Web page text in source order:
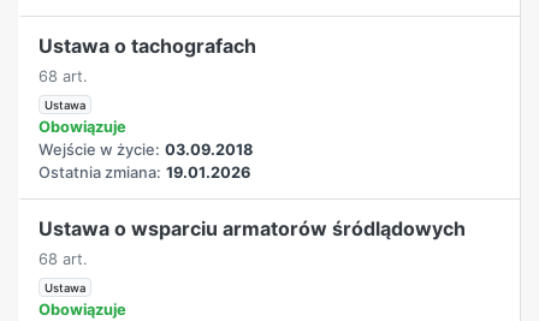
Ustawa o tachografach
68 art.
Ustawa
Obowiązuje
Wejście w życie: 03.09.2018
Ostatnia zmiana: 19.01.2026
Ustawa o wsparciu armatorów śródlądowych
68 art.
Ustawa
Obowiązuje